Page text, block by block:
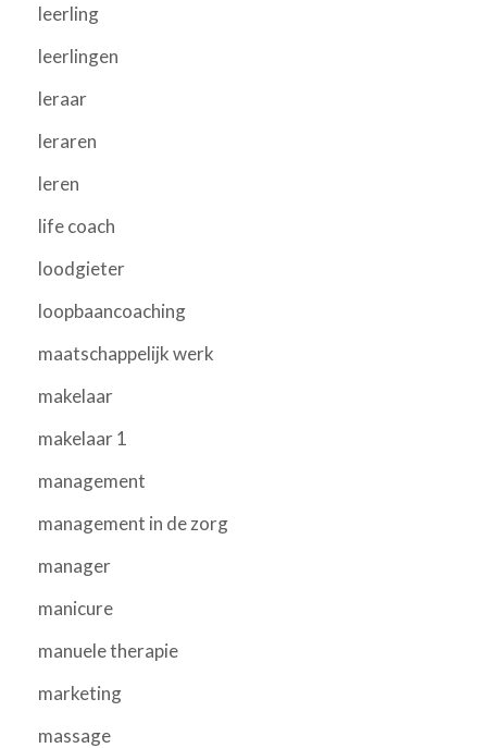
leerling
leerlingen
leraar
leraren
leren
life coach
loodgieter
loopbaancoaching
maatschappelijk werk
makelaar
makelaar 1
management
management in de zorg
manager
manicure
manuele therapie
marketing
massage